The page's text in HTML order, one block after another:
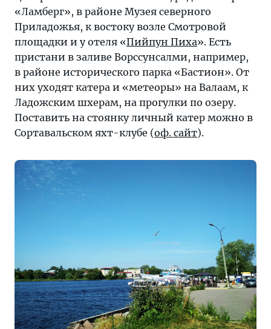
«Ламберг», в районе Музея северного
Приладожья, к востоку возле Смотровой
площадки и у отеля «Пийпун Пиха». Есть
пристани в заливе Ворссунсалми, например,
в районе исторического парка «Бастион». От
них уходят катера и «метеоры» на Валаам, к
Ладожским шхерам, на прогулки по озеру.
Поставить на стоянку личный катер можно в
Сортавальском яхт-клубе (оф. сайт).